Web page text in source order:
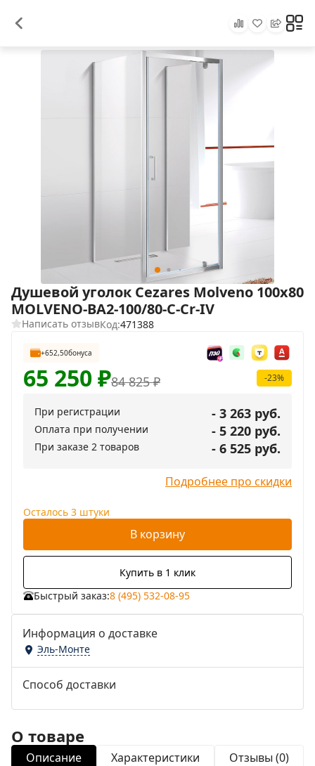
Душевой уголок Cezares Molveno 100x80
MOLVENO-BA2-100/80-C-Cr-IV
Написать отзывКод:471388
+652,50бонуса
84 825₽
65 250₽ -23%
При регистрации - 3 263 руб.
Оплата при получении - 5 220 руб.
При заказе 2 товаров - 6 525 руб.
Подробнее про скидки
Осталось 3 штуки
В корзину
Купить в 1 клик
Быстрый заказ:8 (495) 532-08-95
Информация о доставке
Эль-Монте
Способ доставки
О товаре
Описание Характеристики Отзывы (0)